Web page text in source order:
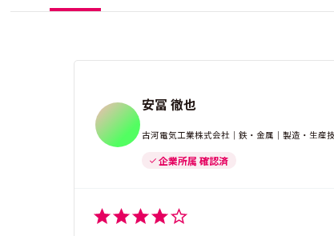
安冨 徹也
古河電気工業株式会社｜鉄・金属｜製造・生産
企業所属 確認済